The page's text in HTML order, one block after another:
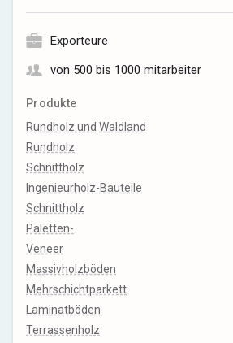
Exporteure
von 500 bis 1000 mitarbeiter
Produkte
Rundholz und Waldland
Rundholz
Schnittholz
Ingenieurholz-Bauteile
Schnittholz
Paletten-
Veneer
Massivholzböden
Mehrschichtparkett
Laminatböden
Terrassenholz